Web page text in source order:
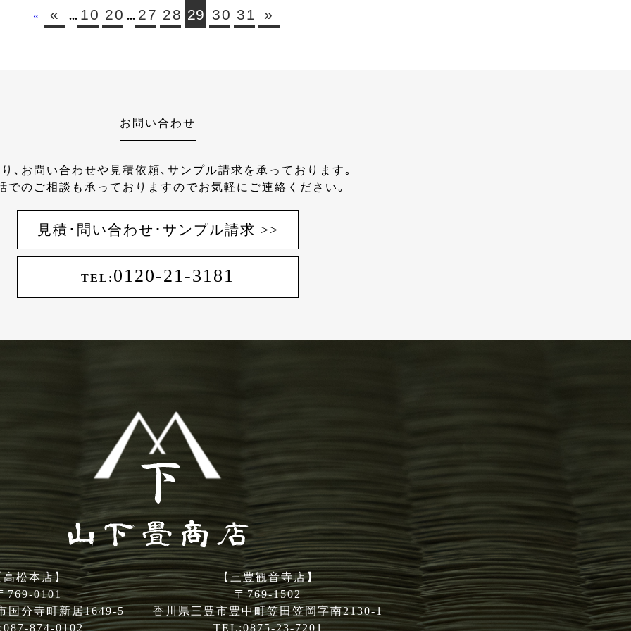
« « ... 10 20 ... 27 28 29 30 31 »
お問い合わせ
､お問い合わせや見積依頼､サンプル請求を承っております｡
でのご相談も承っておりますのでお気軽にご連絡ください｡
見積･問い合わせ･サンプル請求 >>
TEL: 0120-21-3181
高松本店】
769-0101
国分寺町新居1649-5
874-0102
【三豊観音寺店】
〒769-1502
香川県三豊市豊中町笠田笠岡字南2130-1
TEL:0875-23-7201